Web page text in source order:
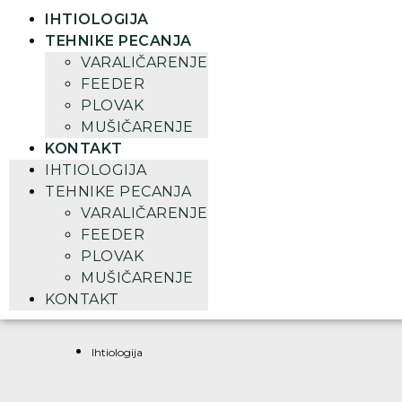
IHTIOLOGIJA
TEHNIKE PECANJA
VARALIČARENJE
FEEDER
PLOVAK
MUŠIČARENJE
KONTAKT
IHTIOLOGIJA
TEHNIKE PECANJA
VARALIČARENJE
FEEDER
PLOVAK
MUŠIČARENJE
KONTAKT
Ihtiologija